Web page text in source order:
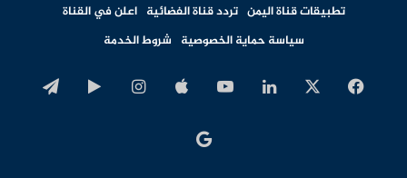
تطبيقات قناة اليمن تردد قناة الفضائية اعلن في القناة
سياسة حماية الخصوصية شروط الخدمة
فيسبوك لينكدإن‫YouTube انستقرام‏Google
اخبار